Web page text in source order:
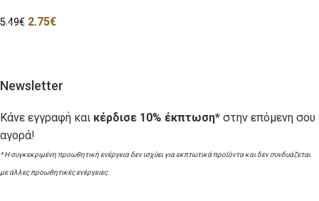
5.49€ 2.75€
Newsletter
Κάνε εγγραφή και κέρδισε 10% έκπτωση* στην επόμενη σου
αγορά!
* Η συγκεκριμένη προωθητική ενέργεια δεν ισχύει για εκπτωτικά προϊόντα και δεν συνδυάζεται
με άλλες προωθητικές ενέργειες.